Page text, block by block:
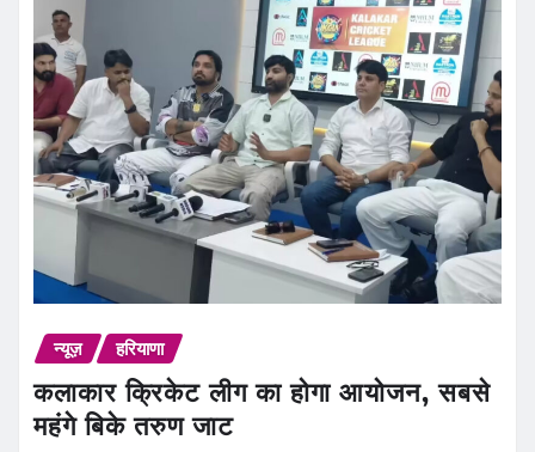
न्यूज़ हरियाणा
कलाकार क्रिकेट लीग का होगा आयोजन, सबसे
महंगे बिके तरुण जाट